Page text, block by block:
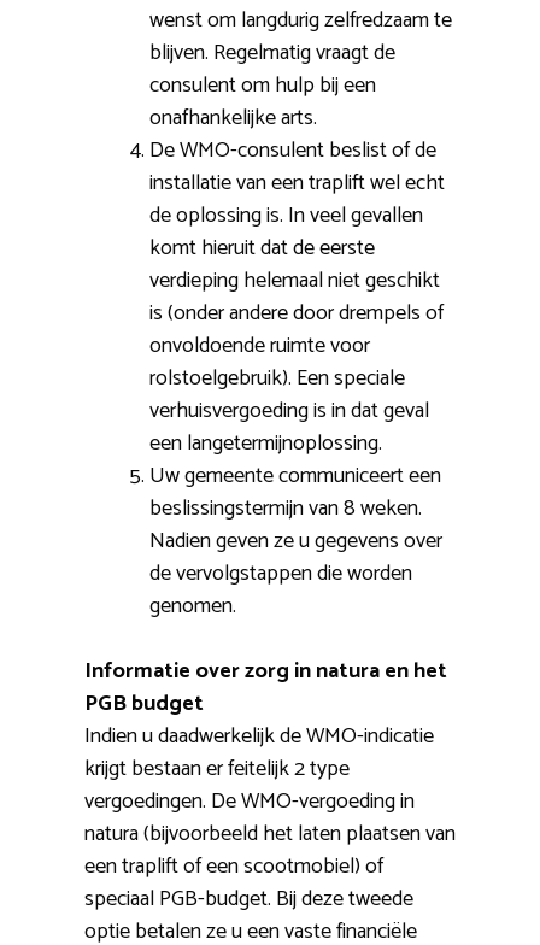
wenst om langdurig zelfredzaam te
blijven. Regelmatig vraagt de
consulent om hulp bij een
onafhankelijke arts.
De WMO-consulent beslist of de
installatie van een traplift wel echt
de oplossing is. In veel gevallen
komt hieruit dat de eerste
verdieping helemaal niet geschikt
is (onder andere door drempels of
onvoldoende ruimte voor
rolstoelgebruik). Een speciale
verhuisvergoeding is in dat geval
een langetermijnoplossing.
Uw gemeente communiceert een
beslissingstermijn van 8 weken.
Nadien geven ze u gegevens over
de vervolgstappen die worden
genomen.
Informatie over zorg in natura en het
PGB budget
Indien u daadwerkelijk de WMO-indicatie
krijgt bestaan er feitelijk 2 type
vergoedingen. De WMO-vergoeding in
natura (bijvoorbeeld het laten plaatsen van
een traplift of een scootmobiel) of
speciaal PGB-budget. Bij deze tweede
optie betalen ze u een vaste financiële